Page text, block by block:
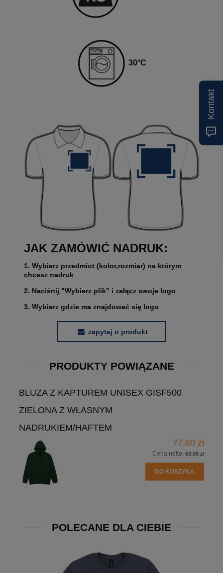
30°C
JAK ZAMÓWIĆ NADRUK:
1. Wybierz przedmiot (kolor,rozmiar) na którym
chcesz nadruk
2. Naciśnij "Wybierz plik" i załącz swoje logo
3. Wybierz gdzie ma znajdować się logo
zapytaj o produkt
PRODUKTY POWIĄZANE
BLUZA Z KAPTUREM UNISEX GISF500
ZIELONA Z WŁASNYM
NADRUKIEM/HAFTEM
77,60 zł
Cena netto: 63,09 zł
DO KOSZYKA
POLECANE DLA CIEBIE
Kontakt